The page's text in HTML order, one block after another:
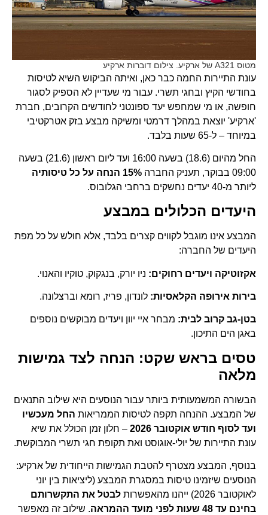
מטוס A321 של ארקיע. צילום דוברות ארקיע
עונת התיירות החמה כבר כאן, ואיתה הביקוש השיא לטיסות
בחודשי הקיץ ובחגי תשרי. עבור מי שעדיין לא הספיק לסגור
חופשה, או מי שמחפש יעד ספונטני לחודשים הקרובים, חברת
'ארקיע' יוצאת במהלך דרמטי ומשיקה מבצע בזק אטרקטיבי
במיוחד – ל-65 שעות בלבד.
החל מהיום (18.6) בשעה 16:00 ועד ליום ראשון (21.6) בשעה
09:00 בבוקר, תעניק החברה
15% הנחה על כל טיסותיה
ליותר מ-40 יעדים נחשקים ברחבי הגלובוס.
היעדים הכלולים במבצע
המבצע אינו מוגבל לקווים קצרים בלבד, אלא חולש על כל מפת
היעדים של החברה:
אקזוטיקה ויעדים רחוקים: ניו יורק, בנגקוק, טוקיו והאנוי.
בירות אירופה הקלאסיות: לונדון, פריז, רומא וברצלונה.
בטן-גב קרוב לבית: מבחר איי יוון ויעדים מבוקשים נוספים
באגן הים התיכון.
טסים בראש שקט: הנחה לצד גמישות
מלאה
הבשורה המשמעותית ביותר עבור הנוסעים היא שילוב התנאים
של המבצע. ההנחה תקפה לטיסות הממריאות החל מעכשיו
ועד לסוף חודש אוקטובר 2026
– חלון זמן הכולל את שיא
עונת התיירות של יולי-אוגוסט ואת תקופת חגי תשרי המבוקשת.
בנוסף, המבצע מצטרף להטבת הגמישות הייחודית של ארקיע:
הנוסעים שיזמינו טיסות במסגרת המבצע (ליציאות בין יוני
לאוקטובר 2026) ייהנו מהאפשרות
לבטל את התקשרותם
בחינם עד 48 שעות לפני מועד ההמראה
. שילוב זה מאפשר